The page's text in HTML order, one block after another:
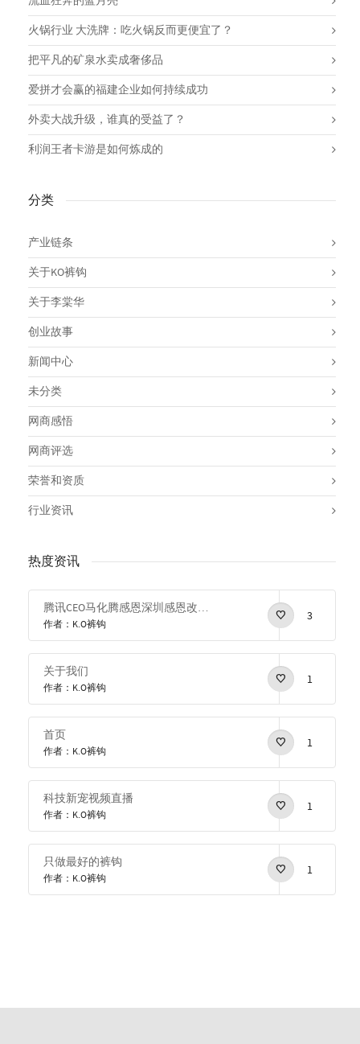
火锅行业 大洗牌：吃火锅反而更便宜了？
把平凡的矿泉水卖成奢侈品
爱拼才会赢的福建企业如何持续成功
外卖大战升级，谁真的受益了？
利润王者卡游是如何炼成的
分类
产业链条
关于KO裤钩
关于李棠华
创业故事
新闻中心
未分类
网商感悟
网商评选
荣誉和资质
行业资讯
热度资讯
腾讯CEO马化腾感恩深圳感恩改革开放
作者：K.O裤钩
3
关于我们
作者：K.O裤钩
1
首页
作者：K.O裤钩
1
科技新宠视频直播
作者：K.O裤钩
1
只做最好的裤钩
作者：K.O裤钩
1